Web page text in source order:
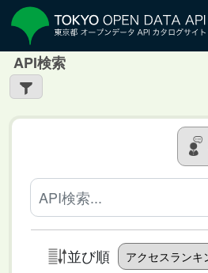
API検索
並び順